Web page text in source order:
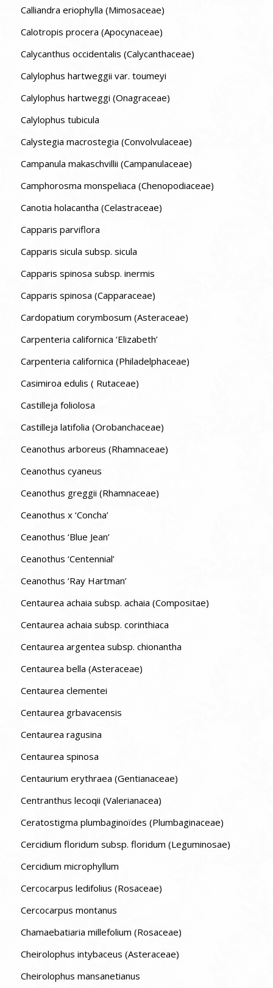
Calliandra eriophylla (Mimosaceae)
Calotropis procera (Apocynaceae)
Calycanthus occidentalis (Calycanthaceae)
Calylophus hartweggii var. toumeyi
Calylophus hartweggi (Onagraceae)
Calylophus tubicula
Calystegia macrostegia (Convolvulaceae)
Campanula makaschvillii (Campanulaceae)
Camphorosma monspeliaca (Chenopodiaceae)
Canotia holacantha (Celastraceae)
Capparis parviflora
Capparis sicula subsp. sicula
Capparis spinosa subsp. inermis
Capparis spinosa (Capparaceae)
Cardopatium corymbosum (Asteraceae)
Carpenteria californica ‘Elizabeth’
Carpenteria californica (Philadelphaceae)
Casimiroa edulis ( Rutaceae)
Castilleja foliolosa
Castilleja latifolia (Orobanchaceae)
Ceanothus arboreus (Rhamnaceae)
Ceanothus cyaneus
Ceanothus greggii (Rhamnaceae)
Ceanothus x ‘Concha’
Ceanothus ‘Blue Jean’
Ceanothus ‘Centennial’
Ceanothus ‘Ray Hartman’
Centaurea achaia subsp. achaia (Compositae)
Centaurea achaia subsp. corinthiaca
Centaurea argentea subsp. chionantha
Centaurea bella (Asteraceae)
Centaurea clementei
Centaurea grbavacensis
Centaurea ragusina
Centaurea spinosa
Centaurium erythraea (Gentianaceae)
Centranthus lecoqii (Valerianacea)
Ceratostigma plumbaginoïdes (Plumbaginaceae)
Cercidium floridum subsp. floridum (Leguminosae)
Cercidium microphyllum
Cercocarpus ledifolius (Rosaceae)
Cercocarpus montanus
Chamaebatiaria millefolium (Rosaceae)
Cheirolophus intybaceus (Asteraceae)
Cheirolophus mansanetianus